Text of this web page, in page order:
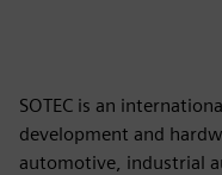
SOTEC is an
development and
automotive, industrial